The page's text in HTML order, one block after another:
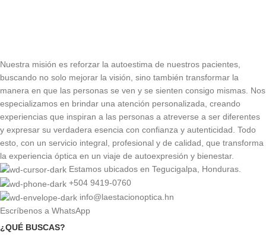
Nuestra misión es reforzar la autoestima de nuestros pacientes,
buscando no solo mejorar la visión, sino también transformar la
manera en que las personas se ven y se sienten consigo mismas. Nos
especializamos en brindar una atención personalizada, creando
experiencias que inspiran a las personas a atreverse a ser diferentes
y expresar su verdadera esencia con confianza y autenticidad. Todo
esto, con un servicio integral, profesional y de calidad, que transforma
la experiencia óptica en un viaje de autoexpresión y bienestar.
Estamos ubicados en Tegucigalpa, Honduras.
+504 9419-0760
info@laestacionoptica.hn
Escríbenos a WhatsApp
¿QUÉ BUSCAS?